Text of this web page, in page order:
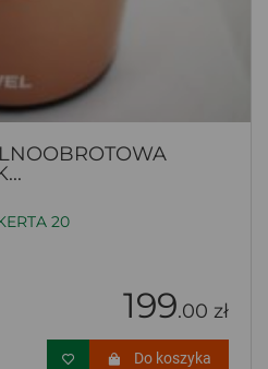
20
199.00 zł
Do koszyka